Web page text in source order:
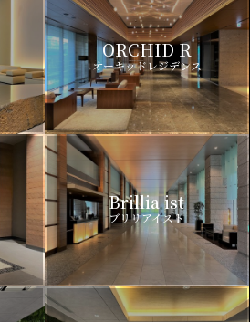
ORCHID R
オーキッドレジデンス
Brillia ist
ブリリアイスト